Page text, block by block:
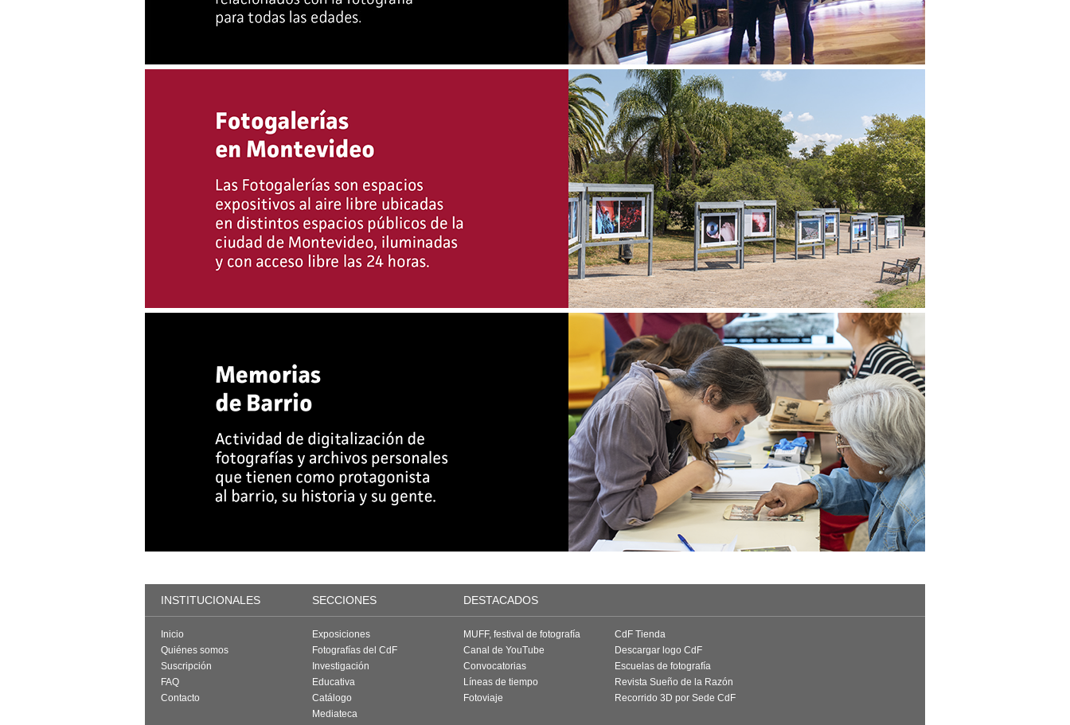
INSTITUCIONALES SECCIONES DESTACADOS
Inicio
Quiénes somos
Suscripción
FAQ
Contacto
Exposiciones
Fotografías del CdF
Investigación
Educativa
Catálogo
Mediateca
MUFF, festival de fotografía
Canal de YouTube
Convocatorias
Líneas de tiempo
Fotoviaje
CdF Tienda
Descargar logo CdF
Escuelas de fotografía
Revista Sueño de la Razón
Recorrido 3D por Sede CdF